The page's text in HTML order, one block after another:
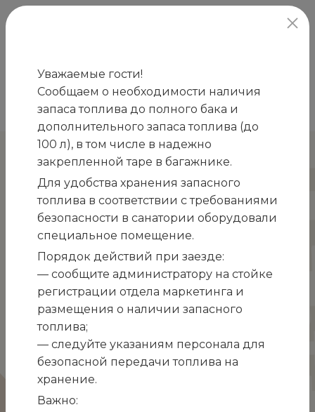
Главная / Новости / День отца
День отца
Через неделю после Дня матери ежегодно в
Республике Беларусь отмечается День отца!
Уважаемые гости!
Сообщаем о необходимости наличия
запаса топлива до полного бака и
дополнительного запаса топлива (до
100 л), в том числе в надежно
закрепленной таре в багажнике.
Для удобства хранения запасного
топлива в соответствии с требованиями
безопасности в санатории оборудовали
специальное помещение.
Порядок действий при заезде:
— сообщите администратору на стойке
регистрации отдела маркетинга и
размещения о наличии запасного
топлива;
— следуйте указаниям персонала для
безопасной передачи топлива на
хранение.
Важно: